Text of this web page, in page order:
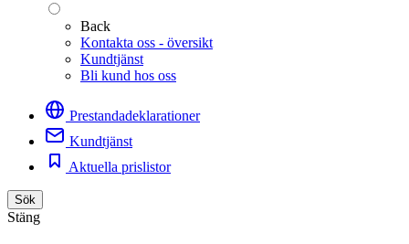
Back
Kontakta oss - översikt
Kundtjänst
Bli kund hos oss
Prestandadeklarationer
Kundtjänst
Aktuella prislistor
Sök
Stäng